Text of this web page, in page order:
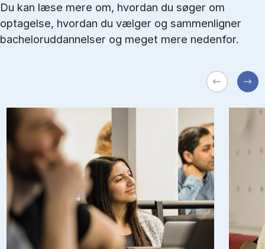
Du kan læse mere om, hvordan du søger om
optagelse, hvordan du vælger og sammenligner
bacheloruddannelser og meget mere nedenfor.